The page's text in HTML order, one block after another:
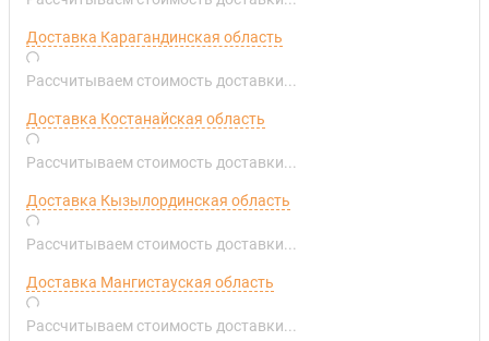
Доставка Карагандинская область
Рассчитываем стоимость доставки...
Доставка Костанайская область
Рассчитываем стоимость доставки...
Доставка Кызылординская область
Рассчитываем стоимость доставки...
Доставка Мангистауская область
Рассчитываем стоимость доставки...